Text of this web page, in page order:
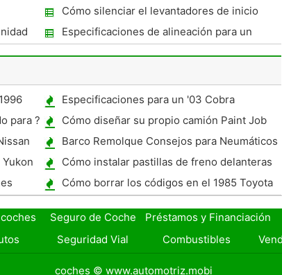
Liberty
?
Cómo silenciar el levantadores de inicio
1997
Especificaciones de alineación para un
camión Chevrolet
Especificaciones para un '03 Cobra
para ?
Cómo diseñar su propio camión Paint Job
Barco Remolque Consejos para Neumáticos
Cómo instalar pastillas de freno delanteras
de un Isuzu Rodeo
Cómo borrar los códigos en el 1985 Toyota
Truck
Seguro de Coche
Préstamos y Financiación
Seguridad Vial Combustibles
coches © www.automotriz.mobi